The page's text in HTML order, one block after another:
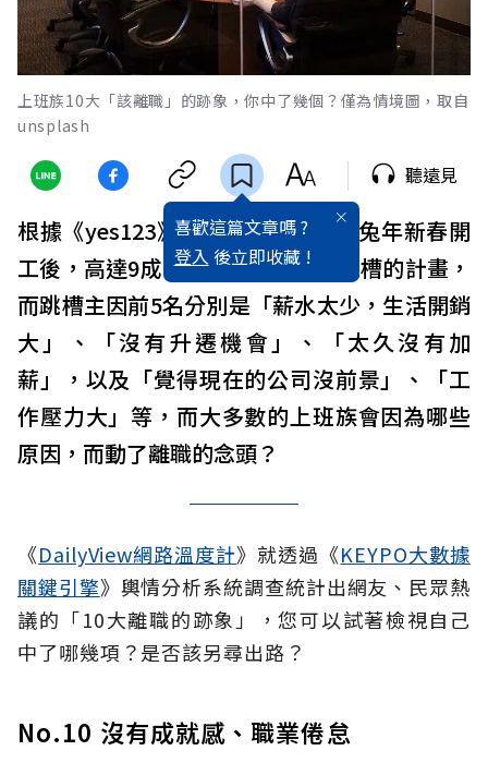
上班族10大「該離職」的跡象，你中了幾個？僅為情境圖，取自
unsplash
喜歡這篇文章嗎 ?
登入 後立即收藏 !
聽遠見
根據《yes123》求職網調查，農曆兔年新春開
工後，高達9成的上班族表示，有跳槽的計畫，
而跳槽主因前5名分別是「薪水太少，生活開銷
大」、「沒有升遷機會」、「太久沒有加
薪」，以及「覺得現在的公司沒前景」、「工
作壓力大」等，而大多數的上班族會因為哪些
原因，而動了離職的念頭？
《DailyView網路溫度計》就透過《KEYPO大數據
關鍵引擎》輿情分析系統調查統計出網友、民眾熱
議的「10大離職的跡象」，您可以試著檢視自己
中了哪幾項？是否該另尋出路？
No.10 沒有成就感、職業倦怠